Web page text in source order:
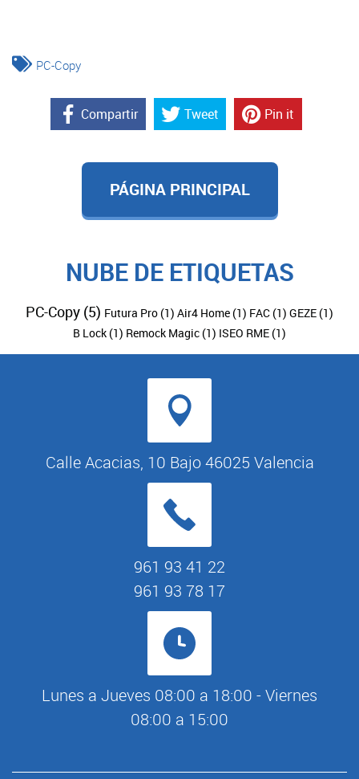
PC-Copy
Compartir Tweet Pin it
PÁGINA PRINCIPAL
NUBE DE ETIQUETAS
PC-Copy (5) Futura Pro (1) Air4 Home (1) FAC (1) GEZE (1)
B Lock (1) Remock Magic (1) ISEO RME (1)
Calle Acacias, 10 Bajo 46025 Valencia
961 93 41 22
961 93 78 17
Lunes a Jueves 08:00 a 18:00 - Viernes
08:00 a 15:00